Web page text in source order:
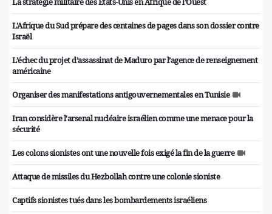
L'Afrique du Sud prépare des centaines de pages dans son dossier contre
Israël
L’échec du projet d’assassinat de Maduro par l’agence de renseignement
américaine
Organiser des manifestations antigouvernementales en Tunisie
Iran considère l'arsenal nucléaire israélien comme une menace pour la
sécurité
Les colons sionistes ont une nouvelle fois exigé la fin de la guerre
Attaque de missiles du Hezbollah contre une colonie sioniste
Captifs sionistes tués dans les bombardements israéliens